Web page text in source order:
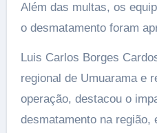
Além das multas, os
o desmatamento foram
Luis Carlos Borges
regional de Umuarama e
operação, destacou o
desmatamento na região,